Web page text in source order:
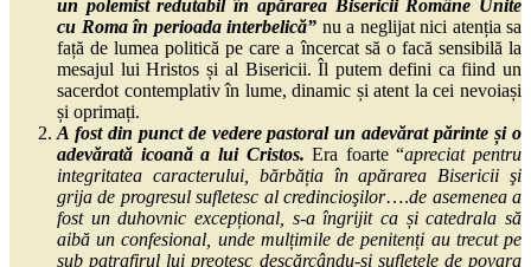
un polemist redutabil în apărarea Bisericii Române Unite
cu Roma în perioada interbelică” nu a neglijat nici atenția sa
față de lumea politică pe care a încercat să o facă sensibilă la
mesajul lui Hristos și al Bisericii. Îl putem defini ca fiind un
sacerdot contemplativ în lume, dinamic și atent la cei nevoiași
și oprimați.
A fost din punct de vedere pastoral un adevărat părinte și o
adevărată icoană a lui Cristos. Era foarte “apreciat pentru
integritatea caracterului, bărbăția în apărarea Bisericii şi
grija de progresul sufletesc al credincioşilor….de asemenea a
fost un duhovnic excepțional, s-a îngrijit ca și catedrala să
aibă un confesional, unde mulțimile de penitenți au trecut pe
sub patrafirul lui preoțesc descărcându-și sufletele de povara